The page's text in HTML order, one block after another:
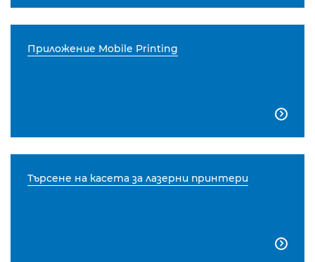
Приложение Mobile Printing

Търсене на касета за лазерни принтери
